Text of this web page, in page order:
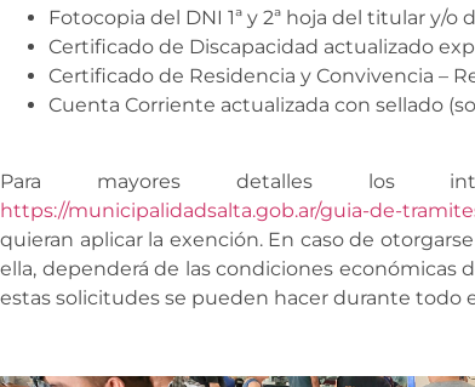
Fotocopia del DNI 1ª y 2ª hoja del titular y/
Certificado de Discapacidad actualizado
Certificado de Residencia y Convivencia –
Cuenta Corriente actualizada con sellado
Para mayores detalles los
https://municipalidadsalta.gob.ar/guia-de-
quieran aplicar la exención. En caso de
ella, dependerá de las condiciones económicas
estas solicitudes se pueden hacer durante todo